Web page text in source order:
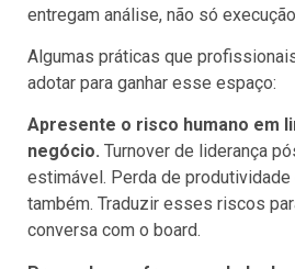
entregam análise, não só
Algumas práticas que
adotar para ganhar esse espaço:
Apresente o risco humano em
negócio. Turnover de liderança
estimável. Perda de produtividade
também. Traduzir esses riscos
conversa com o board.